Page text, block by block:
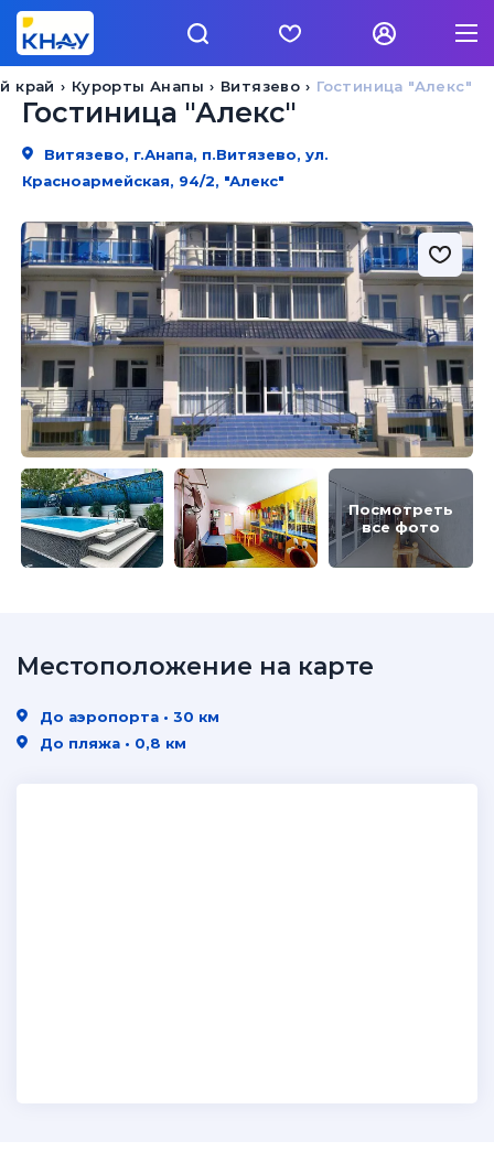
Гостиница "Алекс"
Витязево
Курорты Анапы
край
Гостиница "Алекс"
Витязево, г.Анапа, п.Витязево, ул.
Красноармейская, 94/2, "Алекс"
Посмотреть
все фото
Местоположение на карте
До аэропорта • 30 км
До пляжа • 0,8 км